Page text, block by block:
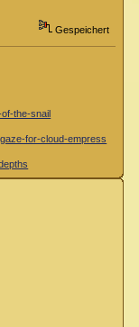
Gespeichert
the-snail
for-cloud-empress